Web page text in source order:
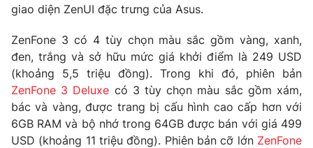
Emagazine Podcast
Photo Infographic
Video Shorts video
VTV Money VTV Thể thao
giao diện ZenUI đặc trưng của Asus.
ZenFone 3 có 4 tùy chọn màu sắc gồm vàng, xanh,
đen, trắng và sở hữu mức giá khởi điểm là 249 USD
(khoảng 5,5 triệu đồng). Trong khi đó, phiên bản
ZenFone 3 Deluxe có 3 tùy chọn màu sắc gồm xám,
bác và vàng, được trang bị cấu hình cao cấp hơn với
6GB RAM và bộ nhớ trong 64GB được bán với giá 499
USD (khoảng 11 triệu đồng). Phiên bản cỡ lớn ZenFone